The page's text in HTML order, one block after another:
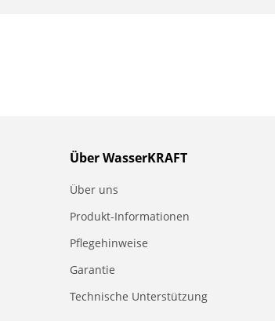
Über WasserKRAFT
Über uns
Produkt-Informationen
Pflegehinweise
Garantie
Technische Unterstützung